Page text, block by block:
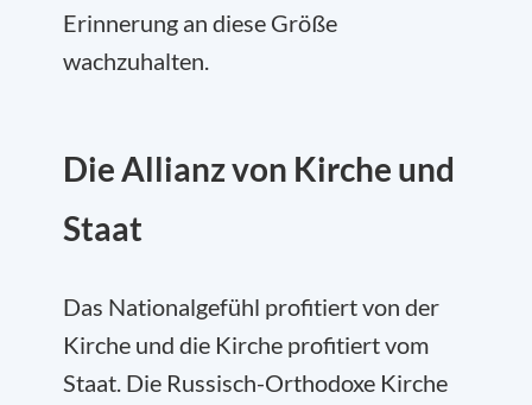
Erinnerung an diese Größe
wachzuhalten.
Die Allianz von Kirche und
Staat
Das Nationalgefühl profitiert von der
Kirche und die Kirche profitiert vom
Staat. Die Russisch-Orthodoxe Kirche